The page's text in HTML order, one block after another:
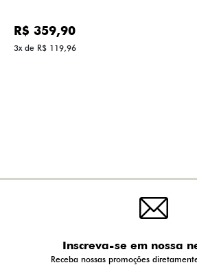
R$ 359,90
3x de R$ 119,96
Inscreva-se em nossa
Receba nossas promoções